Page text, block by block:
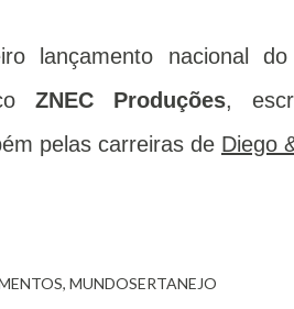
lançamento nacional do
ZNEC Produções,
pelas carreiras de Diego
MUNDOSERTANEJO